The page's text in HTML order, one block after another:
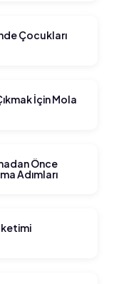
Çocukları
İçin Mola
Önce
Adımları